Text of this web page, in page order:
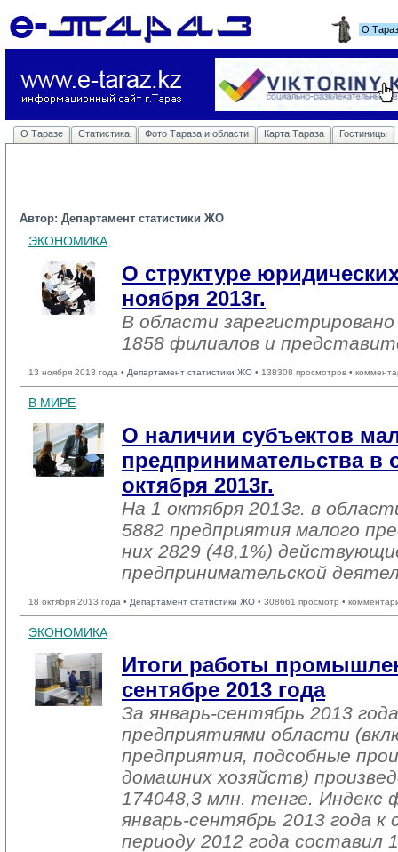
О
О Таразе Статистика Фото Тараза и области Карта Тараза Гостиницы
Автор: Департамент статистики ЖО
ЭКОНОМИКА
О структуре
ноября 2013г.
В области
1858 филиалов и
13 ноября 2013 года • Департамент статистики ЖО • 138308 просмотров •
В МИРЕ
О наличии субъектов
предпринимательства в
октября 2013г.
На 1 октября 2013г. в
5882 предприятия малого
них 2829 (48,1%)
предпринимательской
18 октября 2013 года • Департамент статистики ЖО • 308661 просмотр •
ЭКОНОМИКА
Итоги работы
сентябре 2013 года
За январь-сентябрь 2013
предприятиями области
предприятия, подсобные
домашних хозяйств)
174048,3 млн. тенге. Индекс
январь-сентябрь 2013 года
периоду 2012 года составил